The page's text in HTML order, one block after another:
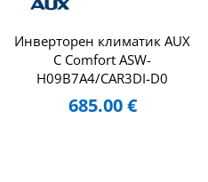
Инверторен климатик AUX
C Comfort ASW-
H09B7A4/CAR3DI-D0
685.00€